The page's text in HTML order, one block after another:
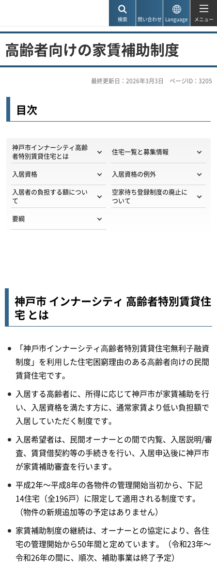
検索 問い合わせ Language メニュー
高齢者向けの家賃補助制度
最終更新日：2026年3月3日 ページID：3205
目次
神戸市インナーシティ高齢
者特別賃貸住宅とは
住宅一覧と募集情報
入居資格
入居資格の例外
入居者の負担する額につい
て
空家待ち登録制度の廃止に
ついて
要綱
神戸市 インナーシティ 高齢者特別賃貸住
宅 とは
「神⼾市インナーシティ⾼齢者特別賃貸住宅無利⼦融資
制度」を利⽤した住宅困窮理由のある⾼齢者向けの民間
賃貸住宅です。
入居する高齢者に、所得に応じて神戸市が家賃補助を行
い、入居資格を満たす方に、通常家賃より低い負担額で
入居していただく制度です。
入居希望者は、民間オーナーとの間で内覧、入居説明/審
査、賃貸借契約等の手続きを行い、入居申込後に神戸市
が家賃補助審査を行います。
平成2年～平成8年の各物件の管理開始当初から、下記
14住宅（全196戸）に限定して適用される制度です。
（物件の新規追加等の予定はありません）
家賃補助制度の継続は、オーナーとの協定により、各住
宅の管理開始から50年間と定めています。（令和23年～
令和26年の間に、順次、補助事業は終了予定）